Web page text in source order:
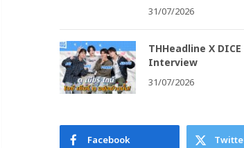
31/07/2026
THHeadline X
Interview
31/07/2026
Facebook